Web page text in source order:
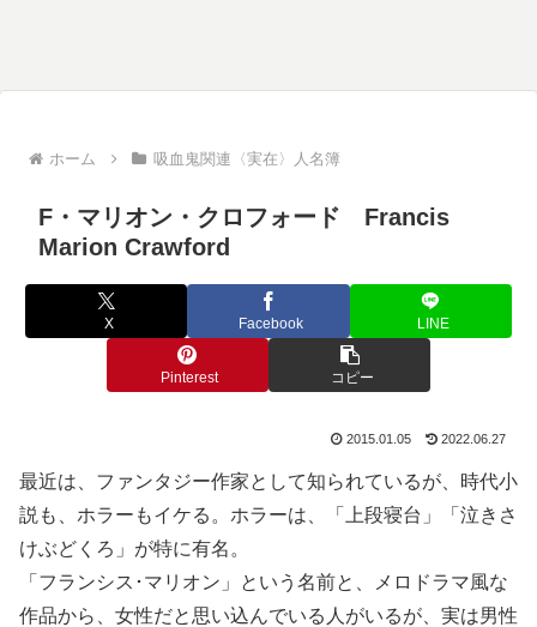
ホーム 吸血鬼関連〈実在〉人名簿
F・マリオン・クロフォード Francis
Marion Crawford
X Facebook LINE
Pinterest コピー
2015.01.05 2022.06.27
最近は、ファンタジー作家として知られているが、時代小
説も、ホラーもイケる。ホラーは、「上段寝台」「泣きさ
けぶどくろ」が特に有名。
「フランシス･マリオン」という名前と、メロドラマ風な
作品から、女性だと思い込んでいる人がいるが、実は男性